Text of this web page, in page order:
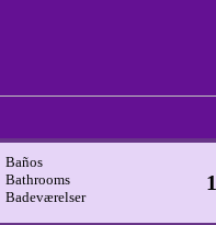
Baños
Bathrooms
Badeværelser